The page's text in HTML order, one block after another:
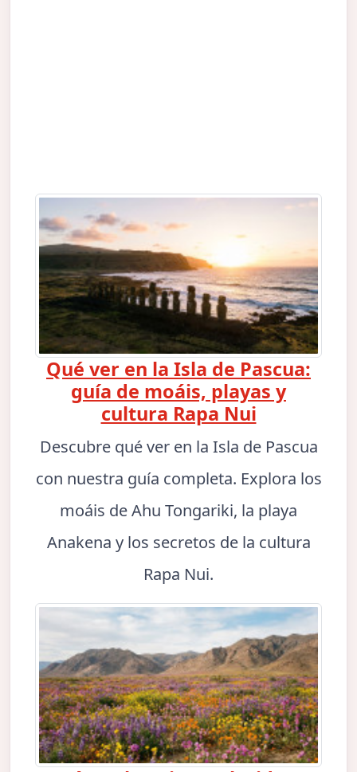
Qué ver en la Isla de Pascua:
guía de moáis, playas y
cultura Rapa Nui
Descubre qué ver en la Isla de Pascua
con nuestra guía completa. Explora los
moáis de Ahu Tongariki, la playa
Anakena y los secretos de la cultura
Rapa Nui.